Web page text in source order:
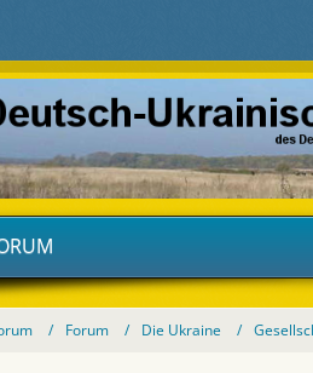
Forum Die Ukraine